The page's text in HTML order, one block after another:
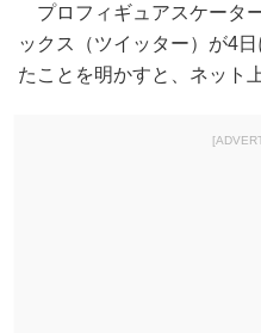
プロフィギュアスケータ
ックス（ツイッター）が4
たことを明かすと、ネット